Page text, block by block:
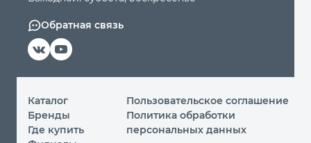
Обратная связь
Каталог
Бренды
Где купить
Пользовательское соглашение
Политика обработки
персональных данных